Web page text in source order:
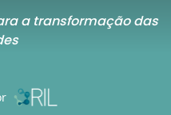
a transformação das